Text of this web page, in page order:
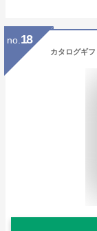
no. 18